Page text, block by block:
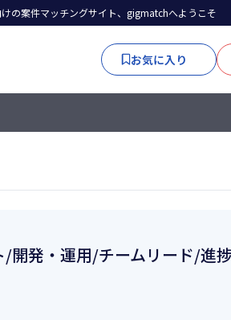
の案件マッチングサイト、gigmatchへようこそ
お気に入り
/開発・運用/チームリード/進